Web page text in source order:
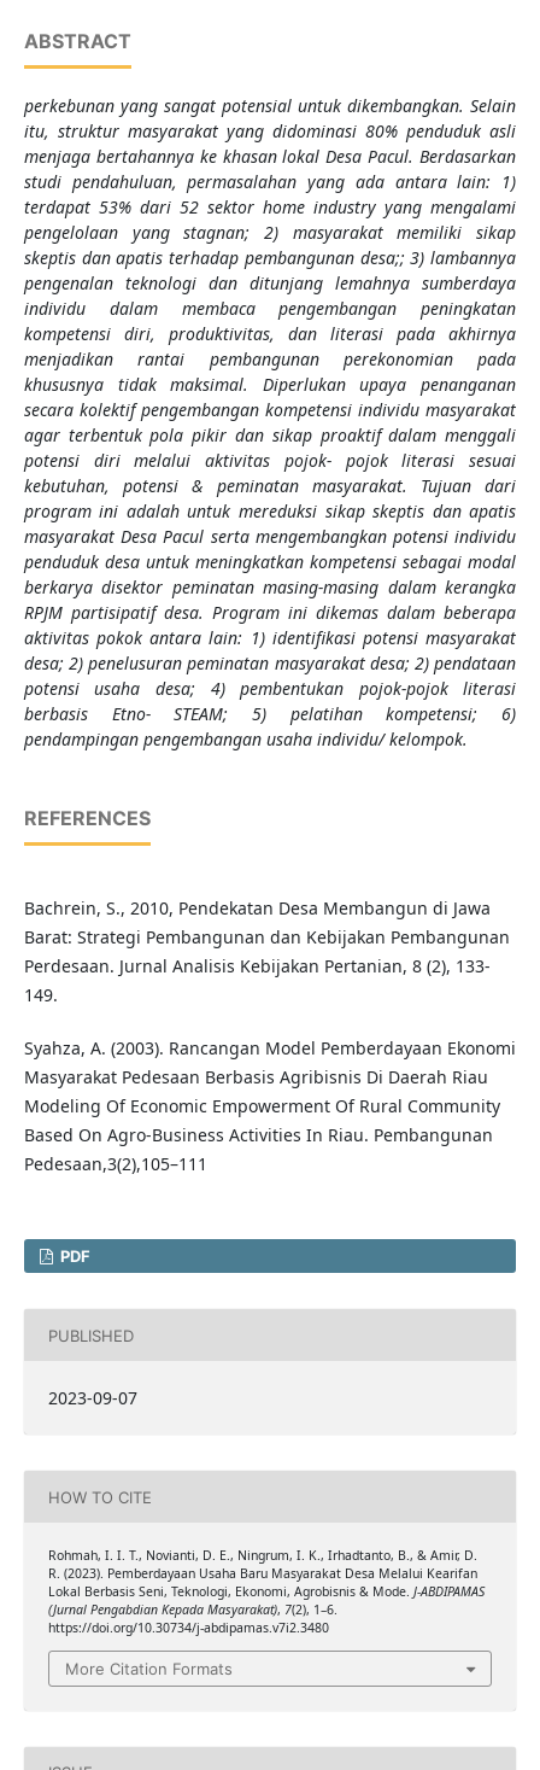
ABSTRACT
perkebunan yang sangat potensial untuk dikembangkan. Selain
itu, struktur masyarakat yang didominasi 80% penduduk asli
menjaga bertahannya ke khasan lokal Desa Pacul. Berdasarkan
studi pendahuluan, permasalahan yang ada antara lain: 1)
terdapat 53% dari 52 sektor home industry yang mengalami
pengelolaan yang stagnan; 2) masyarakat memiliki sikap
skeptis dan apatis terhadap pembangunan desa;; 3) lambannya
pengenalan teknologi dan ditunjang lemahnya sumberdaya
individu dalam membaca pengembangan peningkatan
kompetensi diri, produktivitas, dan literasi pada akhirnya
menjadikan rantai pembangunan perekonomian pada
khususnya tidak maksimal. Diperlukan upaya penanganan
secara kolektif pengembangan kompetensi individu masyarakat
agar terbentuk pola pikir dan sikap proaktif dalam menggali
potensi diri melalui aktivitas pojok- pojok literasi sesuai
kebutuhan, potensi & peminatan masyarakat. Tujuan dari
program ini adalah untuk mereduksi sikap skeptis dan apatis
masyarakat Desa Pacul serta mengembangkan potensi individu
penduduk desa untuk meningkatkan kompetensi sebagai modal
berkarya disektor peminatan masing-masing dalam kerangka
RPJM partisipatif desa. Program ini dikemas dalam beberapa
aktivitas pokok antara lain: 1) identifikasi potensi masyarakat
desa; 2) penelusuran peminatan masyarakat desa; 2) pendataan
potensi usaha desa; 4) pembentukan pojok-pojok literasi
berbasis Etno- STEAM; 5) pelatihan kompetensi; 6)
pendampingan pengembangan usaha individu/ kelompok.
REFERENCES
Bachrein, S., 2010, Pendekatan Desa Membangun di Jawa
Barat: Strategi Pembangunan dan Kebijakan Pembangunan
Perdesaan. Jurnal Analisis Kebijakan Pertanian, 8 (2), 133-
149.
Syahza, A. (2003). Rancangan Model Pemberdayaan Ekonomi
Masyarakat Pedesaan Berbasis Agribisnis Di Daerah Riau
Modeling Of Economic Empowerment Of Rural Community
Based On Agro-Business Activities In Riau. Pembangunan
Pedesaan,3(2),105–111
PDF
PUBLISHED
2023-09-07
HOW TO CITE
Rohmah, I. I. T., Novianti, D. E., Ningrum, I. K., Irhadtanto, B., & Amir, D.
R. (2023). Pemberdayaan Usaha Baru Masyarakat Desa Melalui Kearifan
Lokal Berbasis Seni, Teknologi, Ekonomi, Agrobisnis & Mode. J-ABDIPAMAS
(Jurnal Pengabdian Kepada Masyarakat), 7(2), 1–6.
https://doi.org/10.30734/j-abdipamas.v7i2.3480
More Citation Formats